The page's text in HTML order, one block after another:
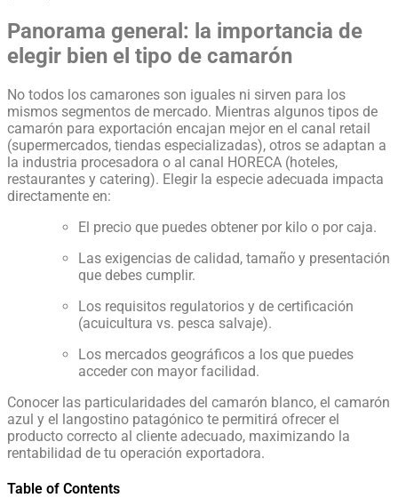
Panorama general: la importancia de
elegir bien el tipo de camarón
No todos los camarones son iguales ni sirven para los
mismos segmentos de mercado. Mientras algunos tipos de
camarón para exportación encajan mejor en el canal retail
(supermercados, tiendas especializadas), otros se adaptan a
la industria procesadora o al canal HORECA (hoteles,
restaurantes y catering). Elegir la especie adecuada impacta
directamente en:
El precio que puedes obtener por kilo o por caja.
Las exigencias de calidad, tamaño y presentación
que debes cumplir.
Los requisitos regulatorios y de certificación
(acuicultura vs. pesca salvaje).
Los mercados geográficos a los que puedes
acceder con mayor facilidad.
Conocer las particularidades del camarón blanco, el camarón
azul y el langostino patagónico te permitirá ofrecer el
producto correcto al cliente adecuado, maximizando la
rentabilidad de tu operación exportadora.
Table of Contents